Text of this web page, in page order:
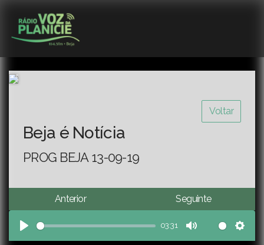
Voltar
Beja é Notícia
PROG BEJA 13-09-19
Anterior Seguinte
Play
03:31
Mute